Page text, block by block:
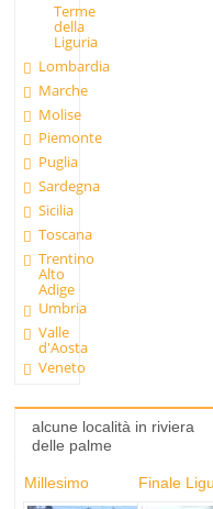
Terme
della
Liguria
Lombardia
Marche
Molise
Piemonte
Puglia
Sardegna
Sicilia
Toscana
Trentino
Alto
Adige
Umbria
Valle
d'Aosta
Veneto
alcune località in riviera
delle palme
Millesimo Finale